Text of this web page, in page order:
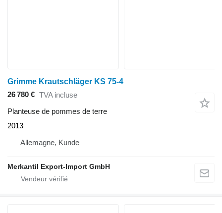
Grimme Krautschläger KS 75-4
26 780 € TVA incluse
Planteuse de pommes de terre
2013
Allemagne, Kunde
Merkantil Export-Import GmbH